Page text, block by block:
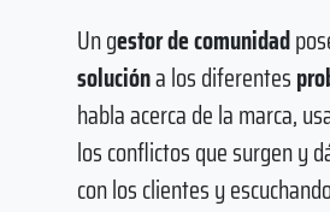
Un gestor de comunidad
solucióna los diferentes
habla acerca de la marca,
los conflictos que surgen y
con los clientes y